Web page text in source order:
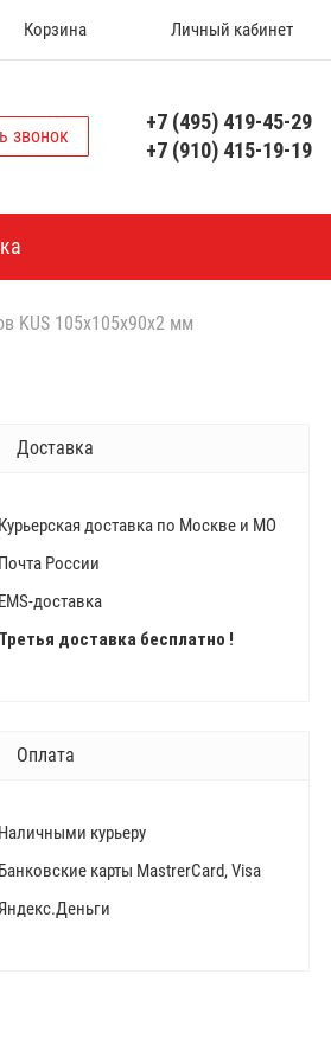
Корзина Личный кабинет
звонок
+7 (495) 419-45-29
+7 (910) 415-19-19
KUS 105х105х90х2 мм
Доставка
Курьерская доставка по Москве и МО
Почта России
EMS-доставка
Третья доставка бесплатно !
Оплата
Наличными курьеру
Банковские карты MastrerCard, Visa
Яндекс.Деньги